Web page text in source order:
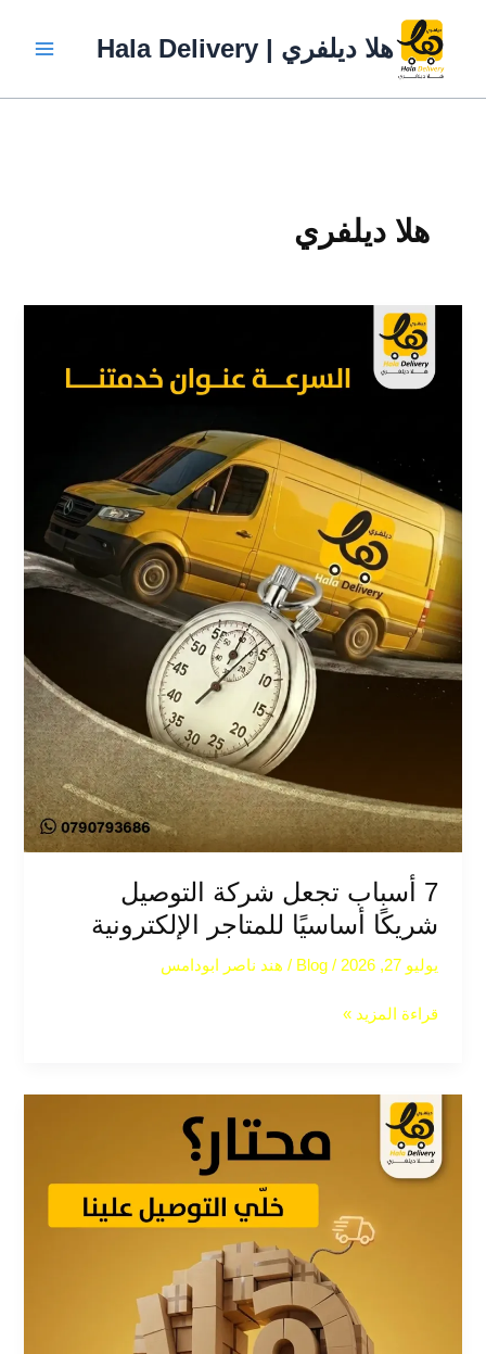
المحتوى
هلا ديلفري | Hala Delivery
هلا ديلفري
7 أسباب تجعل شركة التوصيل
شريكًا أساسيًا للمتاجر الإلكترونية
يوليو 27, 2026 /
Blog
/ هند ناصر ابودامس
أسباب
تجعل
شركة
للمتاجر
الإلكترونية
قراءة المزيد »
ما
هي
أسرع
شركة